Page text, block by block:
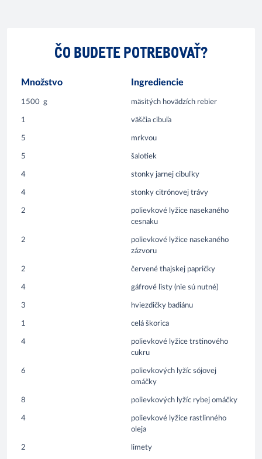
ČO BUDETE POTREBOVAŤ?
Množstvo Ingrediencie
1500 g mäsitých hovädzích rebier
1 väščia cibuľa
5 mrkvou
5 šalotiek
4 stonky jarnej cibuľky
4 stonky citrónovej trávy
2
polievkové lyžice nasekaného
cesnaku
2
polievkové lyžice nasekaného
zázvoru
2 červené thajskej papričky
4 gáfrové listy (nie sú nutné)
3 hviezdičky badiánu
1 celá škorica
4
polievkové lyžice trstinového
cukru
6
polievkových lyžíc sójovej
omáčky
8 polievkových lyžíc rybej omáčky
4
polievkové lyžice rastlinného
oleja
2 limety